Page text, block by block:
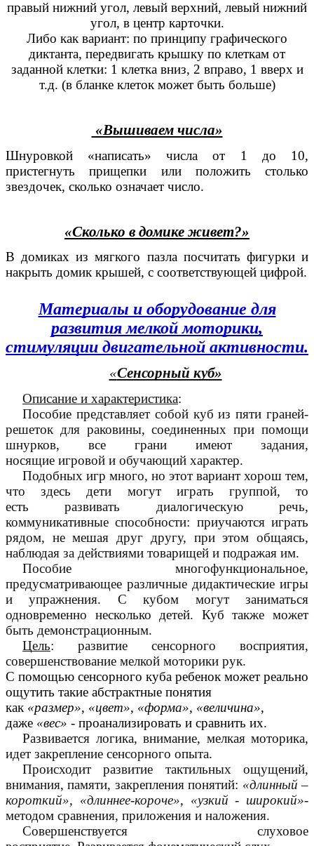
правый нижний угол, левый верхний, левый нижний
угол, в центр карточки.
Либо как вариант: по принципу графического
диктанта, передвигать крышку по клеткам от
заданной клетки: 1 клетка вниз, 2 вправо, 1 вверх и
т.д. (в бланке клеток может быть больше)
«Вышиваем числа»
Шнуровкой «написать» числа от 1 до 10,
пристегнуть прищепки или положить столько
звездочек, сколько означает число.
«Сколько в домике живет?»
В домиках из мягкого пазла посчитать фигурки и
накрыть домик крышей, с соответствующей цифрой.
Материалы и оборудование для
развития мелкой моторики,
стимуляции двигательной активности.
«Сенсорный куб»
Описание и характеристика:
Пособие представляет собой куб из пяти граней-
решеток для раковины, соединенных при помощи
шнурков, все грани имеют задания,
носящие игровой и обучающий характер.
Подобных игр много, но этот вариант хорош тем,
что здесь дети могут играть группой, то
есть развивать диалогическую речь,
коммуникативные способности: приучаются играть
рядом, не мешая друг другу, при этом общаясь,
наблюдая за действиями товарищей и подражая им.
Пособие многофункциональное,
предусматривающее различные дидактические игры
и упражнения. С кубом могут заниматься
одновременно несколько детей. Куб также может
быть демонстрационным.
Цель: развитие сенсорного восприятия,
совершенствование мелкой моторики рук.
С помощью сенсорного куба ребенок может реально
ощутить такие абстрактные понятия
как «размер», «цвет», «форма», «величина»,
даже «вес» - проанализировать и сравнить их.
Развивается логика, внимание, мелкая моторика,
идет закрепление сенсорного опыта.
Происходит развитие тактильных ощущений,
внимания, памяти, закрепления понятий: «длинный –
короткий», «длиннее-короче», «узкий - широкий»-
методом сравнения, приложения и наложения.
Совершенствуется слуховое